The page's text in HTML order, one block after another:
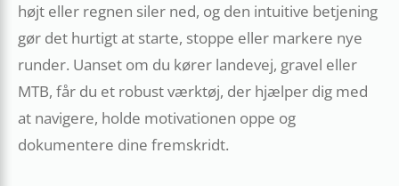
højt eller regnen siler ned, og den intuitive betjening
gør det hurtigt at starte, stoppe eller markere nye
runder. Uanset om du kører landevej, gravel eller
MTB, får du et robust værktøj, der hjælper dig med
at navigere, holde motivationen oppe og
dokumentere dine fremskridt.